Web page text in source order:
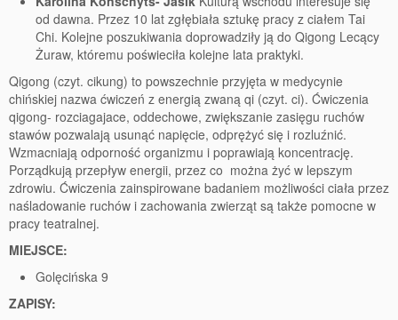
od dawna. Przez 10 lat zgłębiała sztukę pracy z ciałem Tai
Chi. Kolejne poszukiwania doprowadziły ją do Qigong Lecący
Żuraw, któremu poświeciła kolejne lata praktyki.
Qigong (czyt. cikung) to powszechnie przyjęta w medycynie
chińskiej nazwa ćwiczeń z energią zwaną qi (czyt. ci). Ćwiczenia
qigong- rozciagajace, oddechowe, zwiększanie zasięgu ruchów
stawów pozwalają usunąć napięcie, odprężyć się i rozluźnić.
Wzmacniają odporność organizmu i poprawiają koncentrację.
Porządkują przepływ energii, przez co można żyć w lepszym
zdrowiu. Ćwiczenia zainspirowane badaniem możliwości ciała przez
naśladowanie ruchów i zachowania zwierząt są także pomocne w
pracy teatralnej.
MIEJSCE:
Golęcińska 9
ZAPISY: